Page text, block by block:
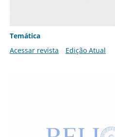
Temática
Acessar revista
Edição Atual